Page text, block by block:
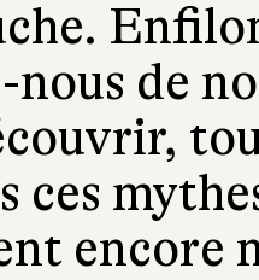
nous de
ces
encore